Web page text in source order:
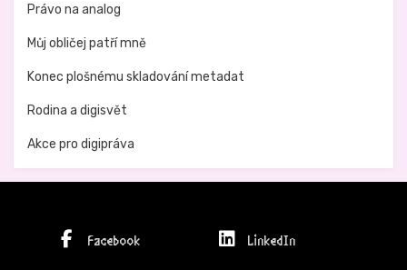
Právo na analog
Můj obličej patří mně
Konec plošnému skladování metadat
Rodina a digisvět
Akce pro digipráva
Facebook LinkedIn